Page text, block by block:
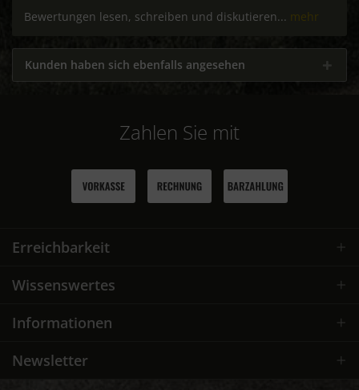
Bewertungen lesen, schreiben und diskutieren... mehr
Kunden haben sich ebenfalls angesehen
Zahlen Sie mit
Erreichbarkeit
Wissenswertes
Informationen
Newsletter